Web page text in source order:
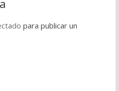
para publicar un